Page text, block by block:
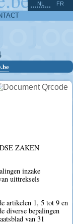
NL FR
ZAKEN
inzake
uittreksels
artikelen 1, 5 tot 9 en
diverse bepalingen
van 31
^